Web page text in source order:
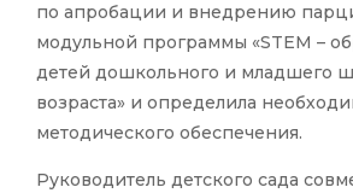
по апробации и внедрению
модульной программы «STEM –
детей дошкольного и младшего
возраста» и определила
методического обеспечения.
Руководитель детского сада